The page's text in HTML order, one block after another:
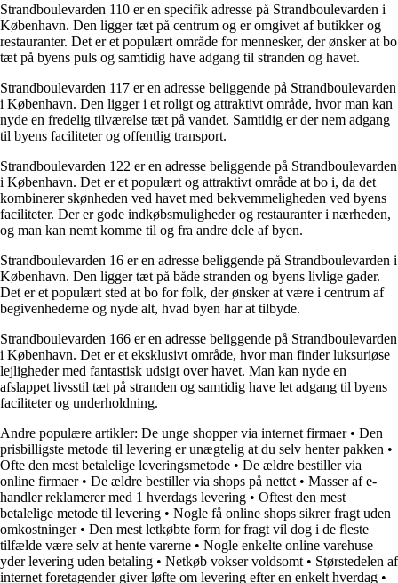
Strandboulevarden 110 er en specifik adresse på Strandboulevarden i
København. Den ligger tæt på centrum og er omgivet af butikker og
restauranter. Det er et populært område for mennesker, der ønsker at bo
tæt på byens puls og samtidig have adgang til stranden og havet.
Strandboulevarden 117 er en adresse beliggende på Strandboulevarden
i København. Den ligger i et roligt og attraktivt område, hvor man kan
nyde en fredelig tilværelse tæt på vandet. Samtidig er der nem adgang
til byens faciliteter og offentlig transport.
Strandboulevarden 122 er en adresse beliggende på Strandboulevarden
i København. Det er et populært og attraktivt område at bo i, da det
kombinerer skønheden ved havet med bekvemmeligheden ved byens
faciliteter. Der er gode indkøbsmuligheder og restauranter i nærheden,
og man kan nemt komme til og fra andre dele af byen.
Strandboulevarden 16 er en adresse beliggende på Strandboulevarden i
København. Den ligger tæt på både stranden og byens livlige gader.
Det er et populært sted at bo for folk, der ønsker at være i centrum af
begivenhederne og nyde alt, hvad byen har at tilbyde.
Strandboulevarden 166 er en adresse beliggende på Strandboulevarden
i København. Det er et eksklusivt område, hvor man finder luksuriøse
lejligheder med fantastisk udsigt over havet. Man kan nyde en
afslappet livsstil tæt på stranden og samtidig have let adgang til byens
faciliteter og underholdning.
Andre populære artikler: De unge shopper via internet firmaer• Den
prisbilligste metode til levering er unægtelig at du selv henter pakken •
Ofte den mest betalelige leveringsmetode • De ældre bestiller via
online firmaer• De ældre bestiller via shops på nettet • Masser af e-
handler reklamerer med 1 hverdags levering • Oftest den mest
betalelige metode til levering • Nogle få online shops sikrer fragt uden
omkostninger• Den mest letkøbte form for fragt vil dog i de fleste
tilfælde være selv at hente varerne • Nogle enkelte online varehuse
yder levering uden betaling • Netkøb vokser voldsomt • Størstedelen af
internet foretagender giver løfte om levering efter en enkelt hverdag •